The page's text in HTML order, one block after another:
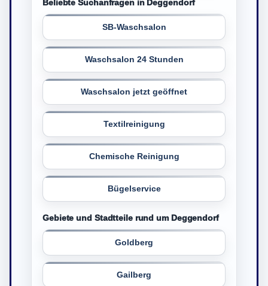
Beliebte Suchanfragen in Deggendorf
SB-Waschsalon
Waschsalon 24 Stunden
Waschsalon jetzt geöffnet
Textilreinigung
Chemische Reinigung
Bügelservice
Gebiete und Stadtteile rund um Deggendorf
Goldberg
Gailberg